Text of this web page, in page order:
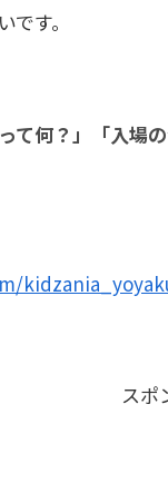
す。
て何？」「入
スポ